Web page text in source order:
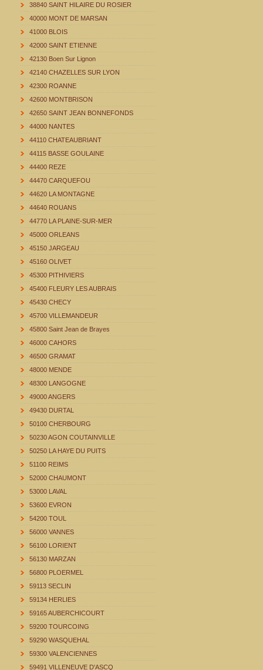
38840 SAINT HILAIRE DU ROSIER
40000 MONT DE MARSAN
41000 BLOIS
42000 SAINT ETIENNE
42130 Boen Sur Lignon
42140 CHAZELLES SUR LYON
42300 ROANNE
42600 MONTBRISON
42650 SAINT JEAN BONNEFONDS
44000 NANTES
44110 CHATEAUBRIANT
44115 BASSE GOULAINE
44400 REZE
44470 CARQUEFOU
44620 LA MONTAGNE
44640 ROUANS
44770 LA PLAINE-SUR-MER
45000 ORLEANS
45150 JARGEAU
45160 OLIVET
45300 PITHIVIERS
45400 FLEURY LES AUBRAIS
45430 CHECY
45700 VILLEMANDEUR
45800 Saint Jean de Brayes
46000 CAHORS
46500 GRAMAT
48000 MENDE
48300 LANGOGNE
49000 ANGERS
49430 DURTAL
50100 CHERBOURG
50230 AGON COUTAINVILLE
50250 LA HAYE DU PUITS
51100 REIMS
52000 CHAUMONT
53000 LAVAL
53600 EVRON
54200 TOUL
56000 VANNES
56100 LORIENT
56130 MARZAN
56800 PLOERMEL
59113 SECLIN
59134 HERLIES
59165 AUBERCHICOURT
59200 TOURCOING
59290 WASQUEHAL
59300 VALENCIENNES
59491 VILLENEUVE D'ASCQ